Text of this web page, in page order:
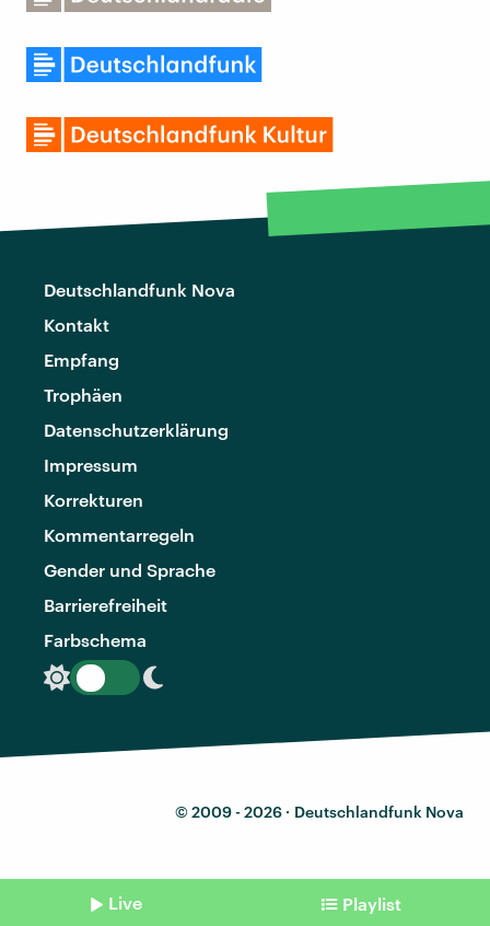
Deutschlandfunk Nova
Kontakt
Empfang
Trophäen
Datenschutzerklärung
Impressum
Korrekturen
Kommentarregeln
Gender und Sprache
Barrierefreiheit
Farbschema
© 2009 - 2026 · Deutschlandfunk Nova
Live Playlist